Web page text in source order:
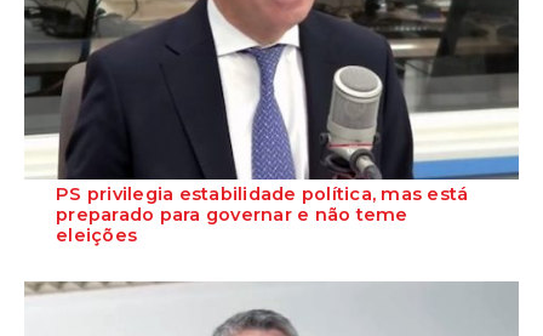
PS privilegia estabilidade política, mas está
preparado para governar e não teme
eleições
preparado para assumir responsabil...